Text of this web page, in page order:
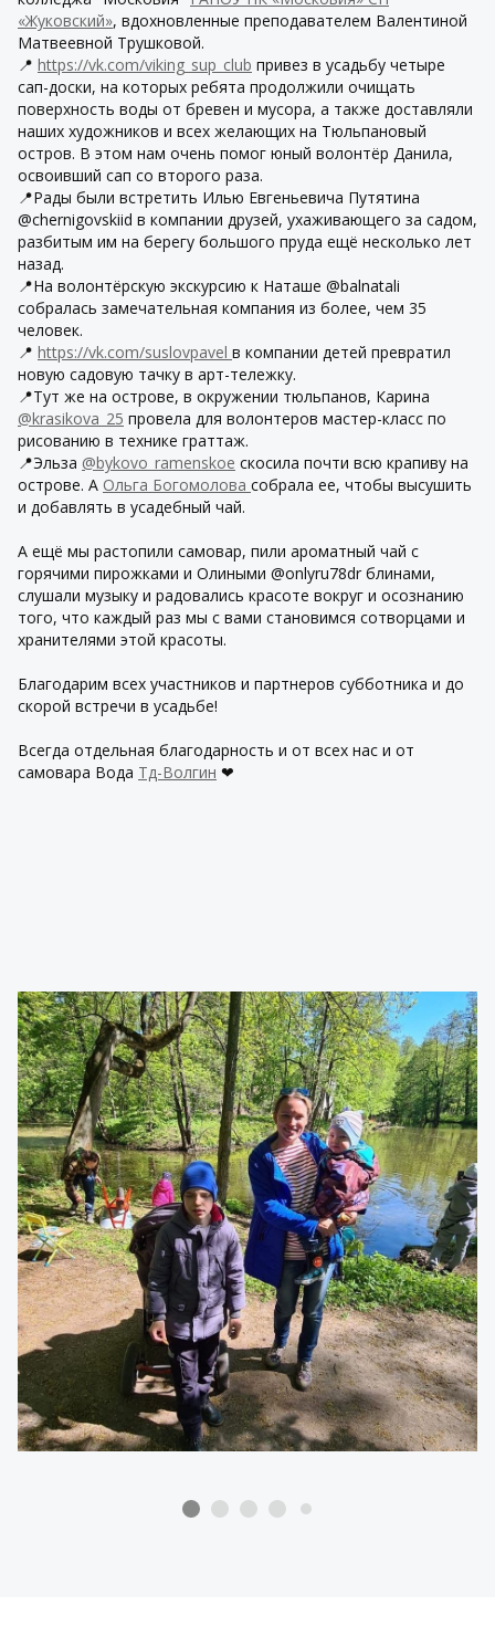
«Жуковский», вдохновленные преподавателем Валентиной
Матвеевной Трушковой.
📍 https://vk.com/viking_sup_club привез в усадьбу четыре
сап-доски, на которых ребята продолжили очищать
поверхность воды от бревен и мусора, а также доставляли
наших художников и всех желающих на Тюльпановый
остров. В этом нам очень помог юный волонтёр Данила,
освоивший сап со второго раза.
📍Рады были встретить Илью Евгеньевича Путятина
@chernigovskiid в компании друзей, ухаживающего за садом,
разбитым им на берегу большого пруда ещё несколько лет
назад.
📍На волонтёрскую экскурсию к Наташе @balnatali
собралась замечательная компания из более, чем 35
человек.
📍 https://vk.com/suslovpavel в компании детей превратил
новую садовую тачку в арт-тележку.
📍Тут же на острове, в окружении тюльпанов, Карина
@krasikova_25 провела для волонтеров мастер-класс по
рисованию в технике граттаж.
📍Эльза @bykovo_ramenskoe скосила почти всю крапиву на
острове. А Ольга Богомолова собрала ее, чтобы высушить
и добавлять в усадебный чай.
А ещё мы растопили самовар, пили ароматный чай с
горячими пирожками и Олиными @onlyru78dr блинами,
слушали музыку и радовались красоте вокруг и осознанию
того, что каждый раз мы с вами становимся сотворцами и
хранителями этой красоты.
Благодарим всех участников и партнеров субботника и до
скорой встречи в усадьбе!
Всегда отдельная благодарность и от всех нас и от
самовара Вода Тд-Волгин ❤